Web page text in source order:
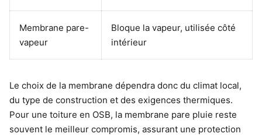
Membrane pare-
vapeur
Bloque la vapeur, utilisée côté
intérieur
Le choix de la membrane dépendra donc du climat local,
du type de construction et des exigences thermiques.
Pour une toiture en OSB, la membrane pare pluie reste
souvent le meilleur compromis, assurant une protection